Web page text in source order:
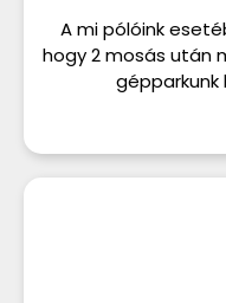
A mi pólóink
hogy 2 mosás után
gépparkunk